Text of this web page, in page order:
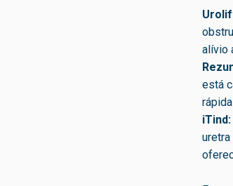
alívio
está
iTind: